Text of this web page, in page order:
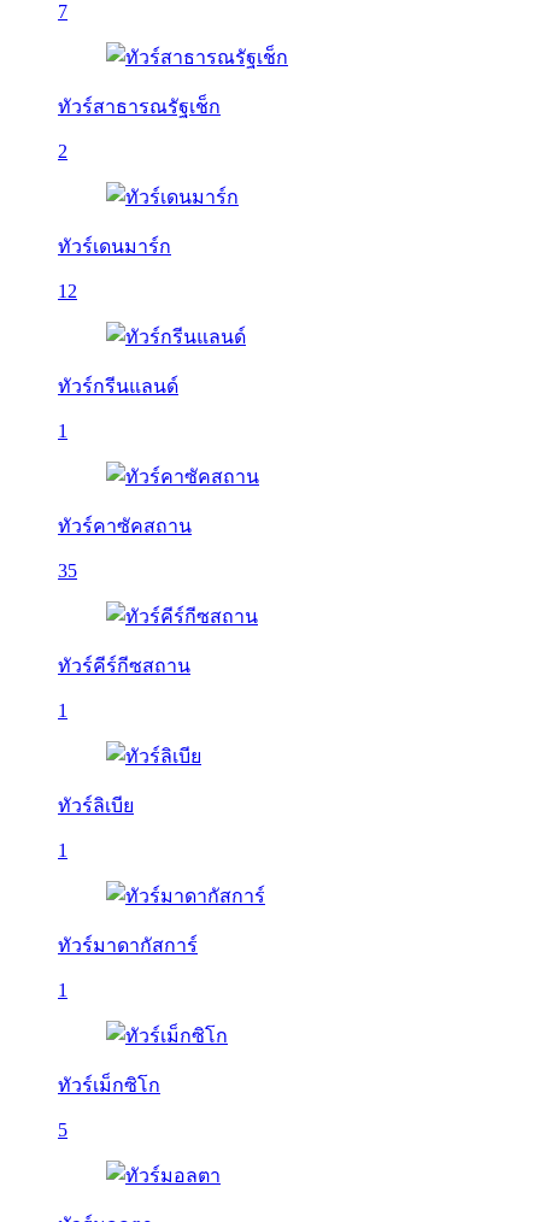
7
ทัวร์สาธารณรัฐเช็ก
2
ทัวร์เดนมาร์ก
12
ทัวร์กรีนแลนด์
1
ทัวร์คาซัคสถาน
35
ทัวร์คีร์กีซสถาน
1
ทัวร์ลิเบีย
1
ทัวร์มาดากัสการ์
1
ทัวร์เม็กซิโก
5